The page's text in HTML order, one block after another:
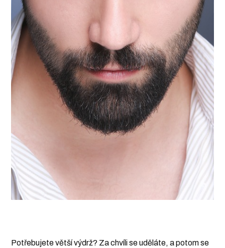
Potřebujete větší výdrž? Za chvíli se uděláte, a potom se